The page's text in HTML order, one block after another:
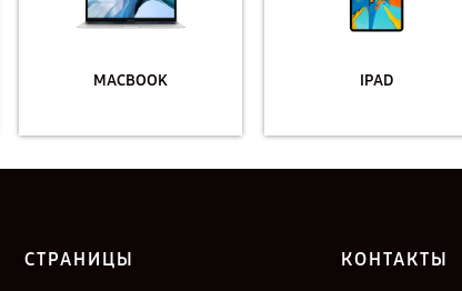
MACBOOK IPAD
СТРАНИЦЫ КОНТАКТЫ